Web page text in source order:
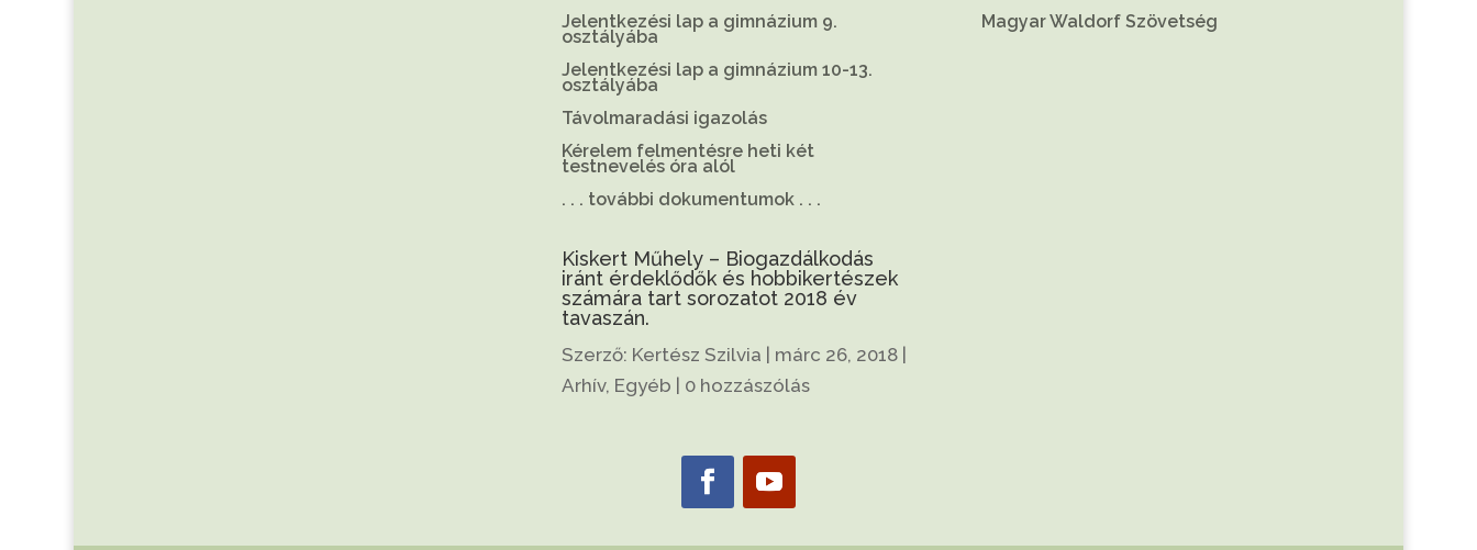
Jelentkezési lap a gimnázium 9.
osztályába
Jelentkezési lap a gimnázium 10-13.
osztályába
Távolmaradási igazolás
Kérelem felmentésre heti két
testnevelés óra alól
. . . további dokumentumok . . .
Kiskert Műhely – Biogazdálkodás
iránt érdeklődők és hobbikertészek
számára tart sorozatot 2018 év
tavaszán.
Szerző: Kertész Szilvia | márc 26, 2018|
Arhív, Egyéb | 0 hozzászólás
Magyar Waldorf Szövetség